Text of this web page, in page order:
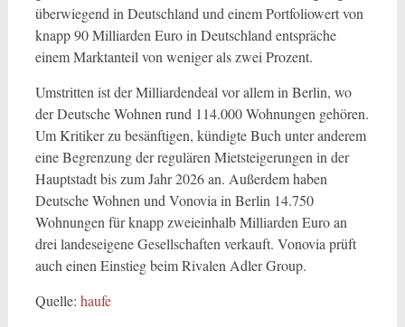
überwiegend in Deutschland und einem Portfoliowert von
knapp 90 Milliarden Euro in Deutschland entspräche
einem Marktanteil von weniger als zwei Prozent.
Umstritten ist der Milliardendeal vor allem in Berlin, wo
der Deutsche Wohnen rund 114.000 Wohnungen gehören.
Um Kritiker zu besänftigen, kündigte Buch unter anderem
eine Begrenzung der regulären Mietsteigerungen in der
Hauptstadt bis zum Jahr 2026 an. Außerdem haben
Deutsche Wohnen und Vonovia in Berlin 14.750
Wohnungen für knapp zweieinhalb Milliarden Euro an
drei landeseigene Gesellschaften verkauft. Vonovia prüft
auch einen Einstieg beim Rivalen Adler Group.
Quelle: haufe